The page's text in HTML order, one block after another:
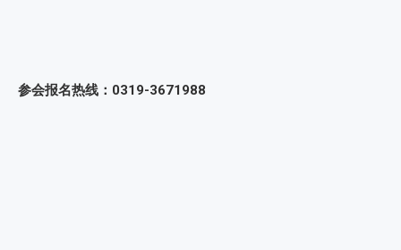
参会报名热线：0319-3671988